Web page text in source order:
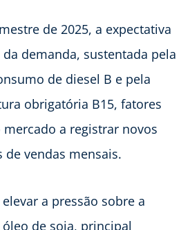
de 2025, a expectativa
demanda, sustentada pela
de diesel B e pela
obrigatória B15, fatores
a registrar novos
vendas mensais.
a pressão sobre a
de soja, principal